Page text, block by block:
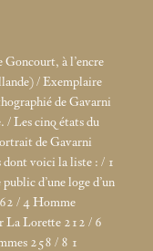
Goncourt, à l’encre
/ Exemplaire
de Gavarni
/ Les cinq états du
de Gavarni
dont voici la liste : / 1
d’une loge d’un
/ 4 Homme
La Lorette 212 / 6
258 / 8 1